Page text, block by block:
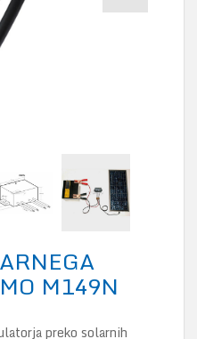
M149N
preko solarnih